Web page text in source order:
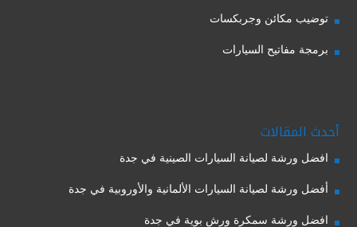
توضيب مكائن وجربكسات
برمجة مفاتيح السيارات
أحدث المقالات
افضل ورشة لصيانة السيارات الصينية في جدة
أفضل ورشة لصيانة السيارات الألمانية والأوروبية في جدة
افضل ورشة سمكرة ورش بوية في جدة